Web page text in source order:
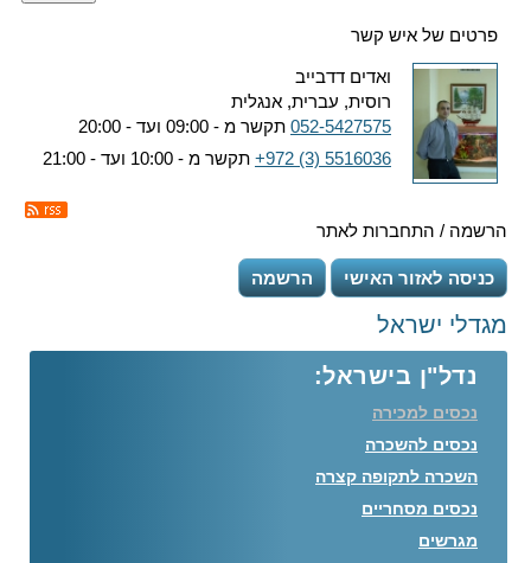
פרטים של איש קשר
ואדים דדבייב
רוסית, עברית, אנגלית
052-5427575 תקשר מ - 09:00 ועד - 20:00
+972 (3) 5516036 תקשר מ - 10:00 ועד - 21:00
הרשמה / התחברות לאתר
כניסה לאזור האישי הרשמה
מגדלי ישראל
נדל"ן בישראל:
נכסים למכירה
נכסים להשכרה
השכרה לתקופה קצרה
נכסים מסחריים
מגרשים